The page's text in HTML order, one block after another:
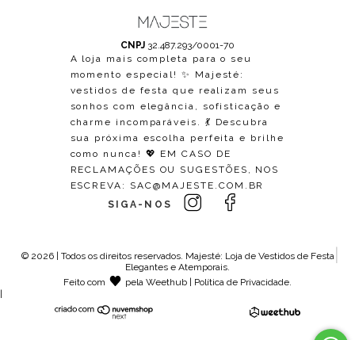
CNPJ 32.487.293/0001-70
A loja mais completa para o seu
momento especial! ✨ Majesté:
vestidos de festa que realizam seus
sonhos com elegância, sofisticação e
charme incomparáveis. 💃 Descubra
sua próxima escolha perfeita e brilhe
como nunca! 💖 EM CASO DE
RECLAMAÇÕES OU SUGESTÕES, NOS
ESCREVA: SAC@MAJESTE.COM.BR
SIGA-NOS
© 2026 | Todos os direitos reservados. Majesté: Loja de Vestidos de Festa
Elegantes e Atemporais.
Feito com
pelaWeethub Política de Privacidade.
|